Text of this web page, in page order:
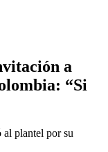
a
“Si
plantel por su